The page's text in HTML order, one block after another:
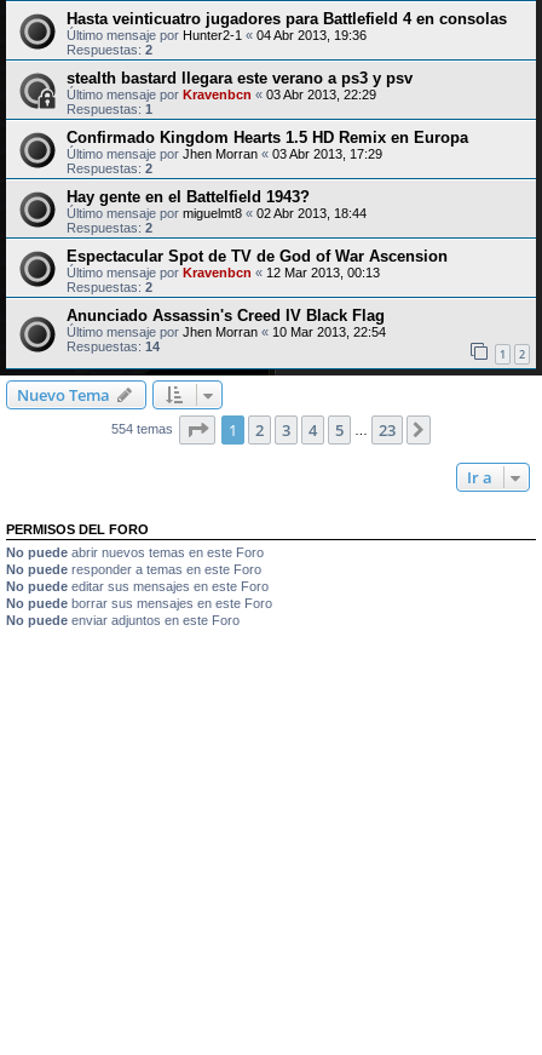
Hasta veinticuatro jugadores para Battlefield 4 en consolas
Último mensaje por Hunter2-1 « 04 Abr 2013, 19:36
Respuestas: 2
stealth bastard llegara este verano a ps3 y psv
Último mensaje por Kravenbcn « 03 Abr 2013, 22:29
Respuestas: 1
Confirmado Kingdom Hearts 1.5 HD Remix en Europa
Último mensaje por Jhen Morran « 03 Abr 2013, 17:29
Respuestas: 2
Hay gente en el Battelfield 1943?
Último mensaje por miguelmt8 « 02 Abr 2013, 18:44
Respuestas: 2
Espectacular Spot de TV de God of War Ascension
Último mensaje por Kravenbcn « 12 Mar 2013, 00:13
Respuestas: 2
Anunciado Assassin's Creed IV Black Flag
Último mensaje por Jhen Morran « 10 Mar 2013, 22:54
Respuestas: 14 1 2
Nuevo Tema
554 temas Página de 23
1 2 3 4 5 23
Ir a
PERMISOS DEL FORO
No puede abrir nuevos temas en este Foro
No puede responder a temas en este Foro
No puede editar sus mensajes en este Foro
No puede borrar sus mensajes en este Foro
No puede enviar adjuntos en este Foro